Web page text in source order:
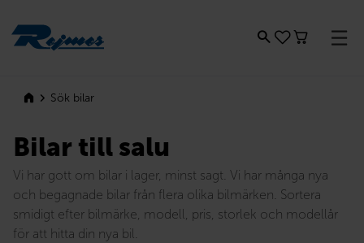
Sök bilar
Bilar till salu
Vi har gott om bilar i lager, minst sagt. Vi har många nya
och begagnade bilar från flera olika bilmärken. Sortera
smidigt efter bilmärke, modell, pris, storlek och modellår
för att hitta din nya bil.